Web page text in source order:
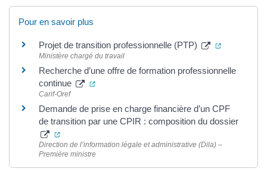
Pour en savoir plus
Projet de transition professionnelle (PTP) (ouverture
Ministère chargé du travail
Recherche d’une offre de formation professionnelle
continue
(ouverture dans un nouvel onglet)
Carif-Oref
Demande de prise en charge financière d’un CPF
de transition par une CPIR : composition du dossier
(ouverture dans un nouvel onglet)
Direction de l’information légale et administrative (Dila) –
Première ministre